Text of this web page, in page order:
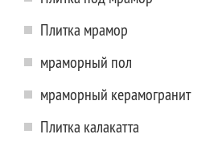
Плитка мрамор
мраморный пол
мраморный керамогранит
Плитка калакатта